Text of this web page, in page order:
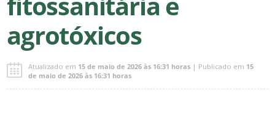
agrotóxicos
Atualizado em 15 de maio de 2026 às 16:31 horas | Publicado em 15
de maio de 2026 às 16:31 horas